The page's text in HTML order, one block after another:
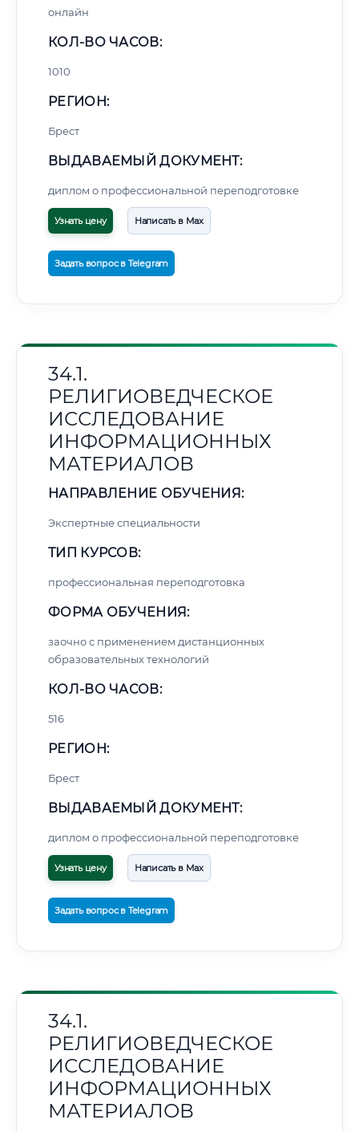
онлайн
КОЛ-ВО ЧАСОВ:
1010
РЕГИОН:
Брест
ВЫДАВАЕМЫЙ ДОКУМЕНТ:
диплом о профессиональной переподготовке
Узнать цену Написать в Max
Задать вопрос в Telegram
34.1.
РЕЛИГИОВЕДЧЕСКОЕ
ИССЛЕДОВАНИЕ
ИНФОРМАЦИОННЫХ
МАТЕРИАЛОВ
НАПРАВЛЕНИЕ ОБУЧЕНИЯ:
Экспертные специальности
ТИП КУРСОВ:
профессиональная переподготовка
ФОРМА ОБУЧЕНИЯ:
заочно с применением дистанционных
образовательных технологий
КОЛ-ВО ЧАСОВ:
516
РЕГИОН:
Брест
ВЫДАВАЕМЫЙ ДОКУМЕНТ:
диплом о профессиональной переподготовке
Узнать цену Написать в Max
Задать вопрос в Telegram
34.1.
РЕЛИГИОВЕДЧЕСКОЕ
ИССЛЕДОВАНИЕ
ИНФОРМАЦИОННЫХ
МАТЕРИАЛОВ